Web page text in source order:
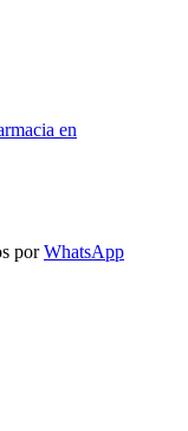
en
por WhatsApp